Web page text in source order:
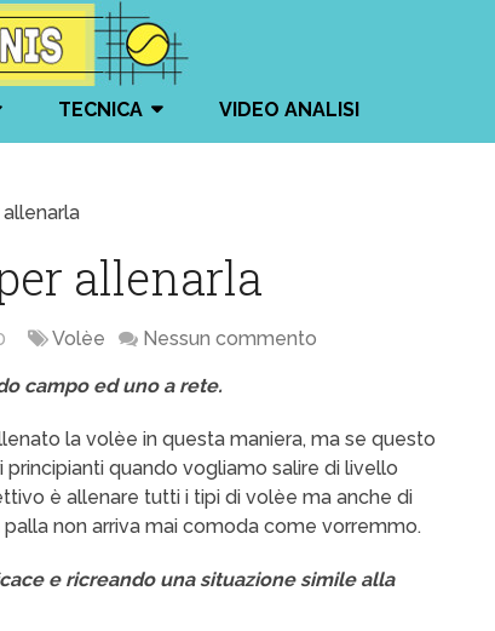
TECNICA VIDEO ANALISI
allenarla
Volèe Nessun commento
campo ed uno a rete.
la volèe in questa maniera, ma se questo
quando vogliamo salire di livello
è allenare tutti i tipi di volèe ma anche di
non arriva mai comoda come vorremmo.
e ricreando una situazione simile alla